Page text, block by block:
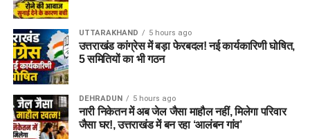
UTTARAKHAND 5 hours ago
उत्तराखंड कांग्रेस में बड़ा फेरबदल! नई कार्यकारिणी घोषित,
5 समितियों का भी गठन
DEHRADUN 5 hours ago
नारी निकेतन में अब जेल जैसा माहौल नहीं, मिलेगा परिवार
जैसा घर!, उत्तराखंड में बन रहा ‘आलंबन गांव’